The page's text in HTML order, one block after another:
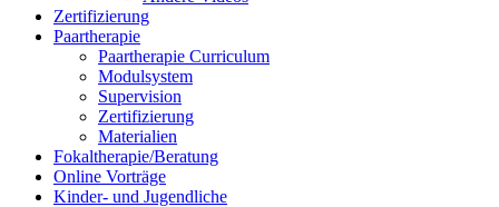
Zertifizierung
Paartherapie
Paartherapie Curriculum
Modulsystem
Supervision
Zertifizierung
Materialien
Fokaltherapie/Beratung
Online Vorträge
Kinder- und Jugendliche